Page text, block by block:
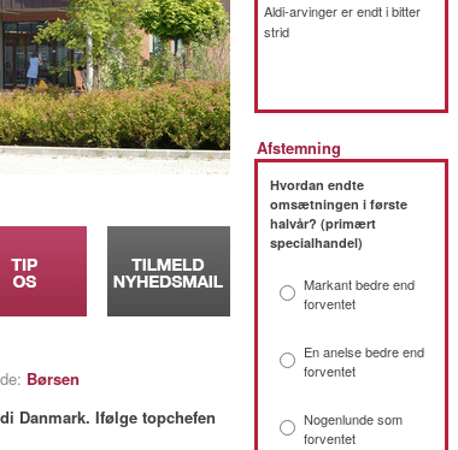
Børsen
Danmark. Ifølge topchefen
Aldi-arvinger er endt i bitter
strid
Afstemning
Hvordan endte
omsætningen i første
halvår? (primært
specialhandel)
Markant bedre end
forventet
En anelse bedre end
forventet
Nogenlunde som
forventet